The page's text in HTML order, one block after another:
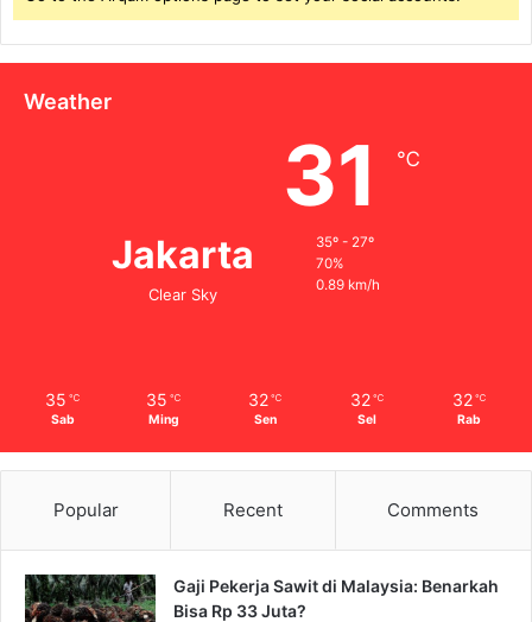
Weather
Jakarta
Clear Sky
31 ℃
35º - 27º
70%
0.89 km/h
35 ℃
Sab
35 ℃
Ming
32 ℃
Sen
32 ℃
Sel
32 ℃
Rab
Popular Recent Comments
Gaji Pekerja Sawit di Malaysia: Benarkah
Bisa Rp 33 Juta?